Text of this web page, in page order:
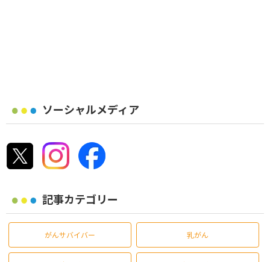
ソーシャルメディア
記事カテゴリー
がんサバイバー 乳がん